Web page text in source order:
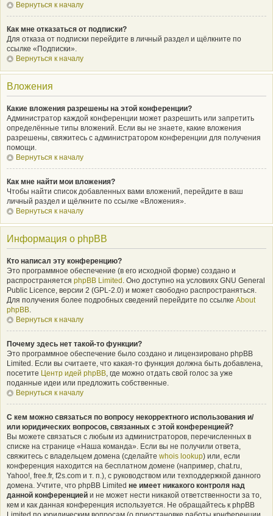
Вернуться к началу
Как мне отказаться от подписки?
Для отказа от подписки перейдите в личный раздел и щёлкните по
ссылке «Подписки».
Вернуться к началу
Вложения
Какие вложения разрешены на этой конференции?
Администратор каждой конференции может разрешить или запретить
определённые типы вложений. Если вы не знаете, какие вложения
разрешены, свяжитесь с администратором конференции для получения
помощи.
Вернуться к началу
Как мне найти мои вложения?
Чтобы найти список добавленных вами вложений, перейдите в ваш
личный раздел и щёлкните по ссылке «Вложения».
Вернуться к началу
Информация о phpBB
Кто написал эту конференцию?
Это программное обеспечение (в его исходной форме) создано и
распространяется phpBB Limited . Оно доступно на условиях GNU General
Public Licence, версии 2 (GPL-2.0) и может свободно распространяться.
Для получения более подробных сведений перейдите по ссылке About
phpBB.
Вернуться к началу
Почему здесь нет такой-то функции?
Это программное обеспечение было создано и лицензировано phpBB
Limited. Если вы считаете, что какая-то функция должна быть добавлена,
посетите Центр идей phpBB, где можно отдать свой голос за уже
поданные идеи или предложить собственные.
Вернуться к началу
С кем можно связаться по вопросу некорректного использования и/
или юридических вопросов, связанных с этой конференцией?
Вы можете связаться с любым из администраторов, перечисленных в
списке на странице «Наша команда». Если вы не получили ответа,
свяжитесь с владельцем домена (сделайте whois lookup) или, если
конференция находится на бесплатном домене (например, chat.ru,
Yahoo!, free.fr, f2s.com и т. п.), с руководством или техподдержкой данного
домена. Учтите, что phpBB Limited не имеет никакого контроля над
данной конференцией и не может нести никакой ответственности за то,
кем и как данная конференция используется. Не обращайтесь к phpBB